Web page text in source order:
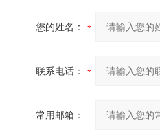
您的姓名：
联系电话：
常用邮箱：